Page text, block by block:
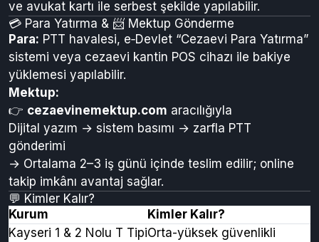
ve avukat kartı ile serbest şekilde yapılabilir.
💳 Para Yatırma & 📨 Mektup Gönderme
Para: PTT havalesi, e‑Devlet “Cezaevi Para Yatırma”
sistemi veya cezaevi kantin POS cihazı ile bakiye
yüklemesi yapılabilir.
Mektup:
👉 cezaevinemektup.com aracılığıyla
Dijital yazım → sistem basımı → zarfla PTT
gönderimi
→ Ortalama 2–3 iş günü içinde teslim edilir; online
takip imkânı avantaj sağlar.
💬 Kimler Kalır?
Kurum
Kimler Kalır?
Kayseri 1 & 2 Nolu T TipiOrta-yüksek güvenlikli